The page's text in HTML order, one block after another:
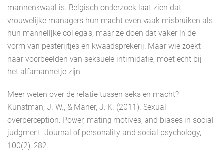
mannenkwaal is. Belgisch onderzoek laat zien dat
vrouwelijke managers hun macht even vaak misbruiken als
hun mannelijke collega's, maar ze doen dat vaker in de
vorm van pesterijtjes en kwaadsprekerij. Maar wie zoekt
naar voorbeelden van seksuele intimidatie, moet echt bij
het alfamannetje zijn.
Meer weten over de relatie tussen seks en macht?
Kunstman, J. W., & Maner, J. K. (2011). Sexual
overperception: Power, mating motives, and biases in social
judgment. Journal of personality and social psychology,
100(2), 282.